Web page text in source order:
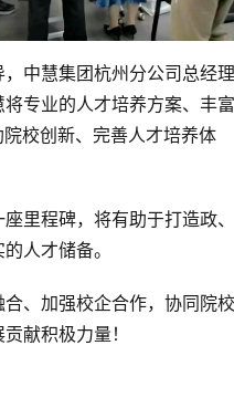
中慧集团杭州分公司总经
专业的人才培养方案、丰
校创新、完善人才培养体
里程碑，将有助于打造政
人才储备。
、加强校企合作，协同院
献积极力量！